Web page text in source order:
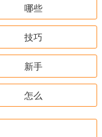
哪些
技巧
新手
怎么